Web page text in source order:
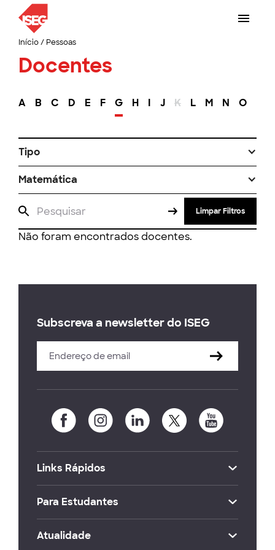
Início/ Pessoas
Docentes
A B C D E F G H I J K L M N O
Tipo
Matemática
Limpar Filtros
Não foram encontrados docentes.
Subscreva a newsletter do ISEG
Links Rápidos
Para Estudantes
Atualidade